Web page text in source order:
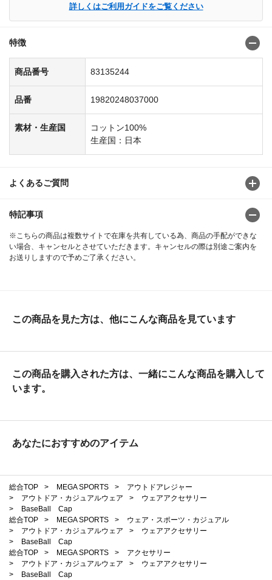
詳しくはご利用ガイドをご覧ください
特徴
商品番号 83135244
品番 19820248037000
素材・生産国
コットン100%
生産国：日本
よくあるご質問
特記事項
※こちらの商品は複数サイトで在庫を共有している為、商品の手配ができな
い場合、キャンセルとさせていただきます。キャンセルの際は別途ご案内を
お送りしますので予めご了承ください。
この商品を見た方は、他にこんな商品を見ています
この商品を購入された方は、一緒にこんな商品を購入して
います。
あなたにおすすめのアイテム
総合TOP > MEGA SPORTS >
アウトドアレジャー
>
アウトドア・カジュアルウェア >
ウェアアクセサリー
>
BaseBall Cap
総合TOP
> MEGA SPORTS >
ウェア・スポーツ・カジュアル
>
アウトドア・カジュアルウェア >
ウェアアクセサリー
>
BaseBall Cap
総合TOP
> MEGA SPORTS >
アクセサリー
>
アウトドア・カジュアルウェア >
ウェアアクセサリー
>
BaseBall Cap